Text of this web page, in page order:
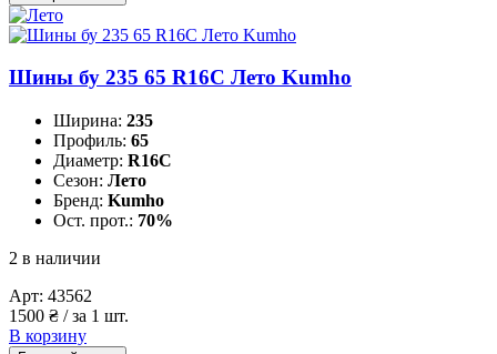
Шины бу 235 65 R16C Лето Kumho
Ширина: 235
Профиль: 65
Диаметр: R16C
Сезон: Лето
Бренд: Kumho
Ост. прот.: 70%
2 в наличии
Арт: 43562
1500 ₴ / за 1 шт.
В корзину